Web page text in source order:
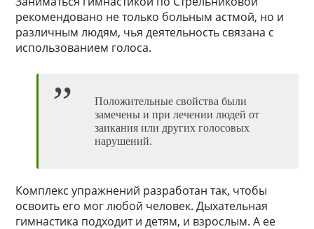
рекомендовано не только больным астмой, но и
различным людям, чья деятельность связана с
использованием голоса.
Положительные свойства были
замечены и при лечении людей от
заикания или других голосовых
нарушений.
Комплекс упражнений разработан так, чтобы
освоить его мог любой человек. Дыхательная
гимнастика подходит и детям, и взрослым. А ее